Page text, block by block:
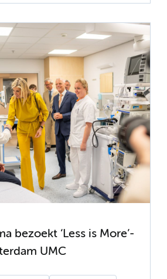
bezoekt ‘Less is More’-
UMC